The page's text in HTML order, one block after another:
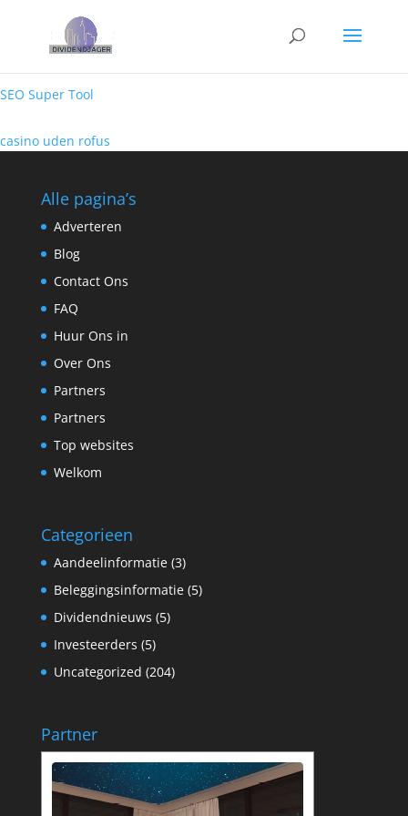
SEO Super Tool
casino uden rofus
Alle pagina’s
Adverteren
Blog
Contact Ons
FAQ
Huur Ons in
Over Ons
Partners
Partners
Top websites
Welkom
Categorieen
Aandeelinformatie(3)
Beleggingsinformatie(5)
Dividendnieuws (5)
Investeerders (5)
Uncategorized (204)
Partner